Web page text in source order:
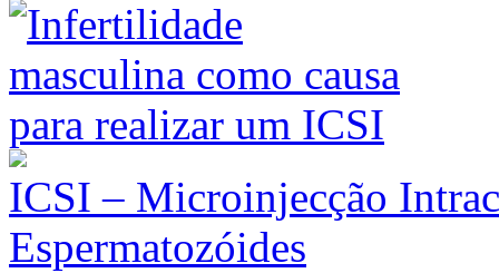
ICSI – Microinjecção
Espermatozóides